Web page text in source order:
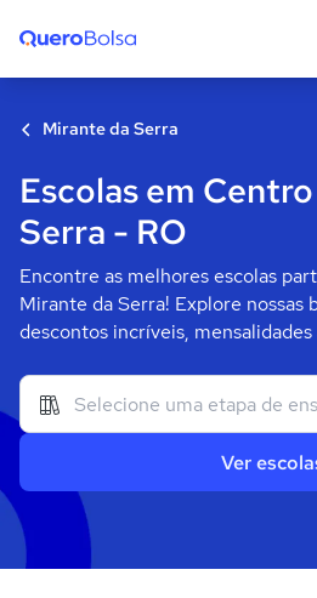
Mirante da Serra
Escolas em
Serra - RO
Encontre as melhores escolas
Mirante da Serra! Explore nossas
descontos incríveis,
Ver